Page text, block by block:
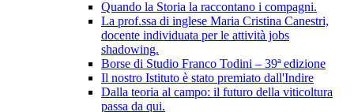
Quando la Storia la raccontano i compagni.
La prof.ssa di inglese Maria Cristina Canestri,
docente individuata per le attività jobs
shadowing.
Borse di Studio Franco Todini – 39ª edizione
Il nostro Istituto è stato premiato dall'Indire
Dalla teoria al campo: il futuro della viticoltura
passa da qui.